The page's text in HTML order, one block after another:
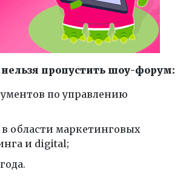
пропустить шоу-форум:
по управлению
области маркетинговых
и digital;